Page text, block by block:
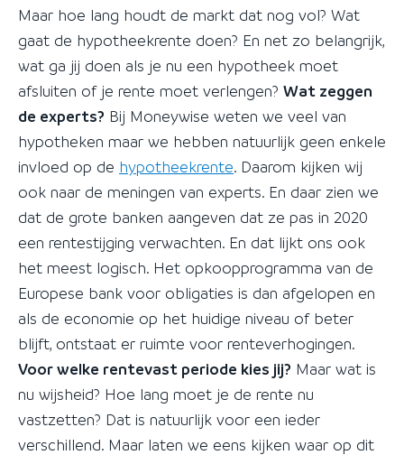
Maar hoe lang houdt de markt dat nog vol? Wat
gaat de hypotheekrente doen? En net zo belangrijk,
wat ga jij doen als je nu een hypotheek moet
afsluiten of je rente moet verlengen? Wat zeggen
de experts? Bij Moneywise weten we veel van
hypotheken maar we hebben natuurlijk geen enkele
invloed op de hypotheekrente. Daarom kijken wij
ook naar de meningen van experts. En daar zien we
dat de grote banken aangeven dat ze pas in 2020
een rentestijging verwachten. En dat lijkt ons ook
het meest logisch. Het opkoopprogramma van de
Europese bank voor obligaties is dan afgelopen en
als de economie op het huidige niveau of beter
blijft, ontstaat er ruimte voor renteverhogingen.
Voor welke rentevast periode kies jij? Maar wat is
nu wijsheid? Hoe lang moet je de rente nu
vastzetten? Dat is natuurlijk voor een ieder
verschillend. Maar laten we eens kijken waar op dit